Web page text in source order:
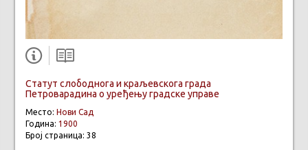
Статут слободнога и краљевскога града
Петроварадина о уређењу градске управе
Место: Нови Сад
Година: 1900
Број страница: 38